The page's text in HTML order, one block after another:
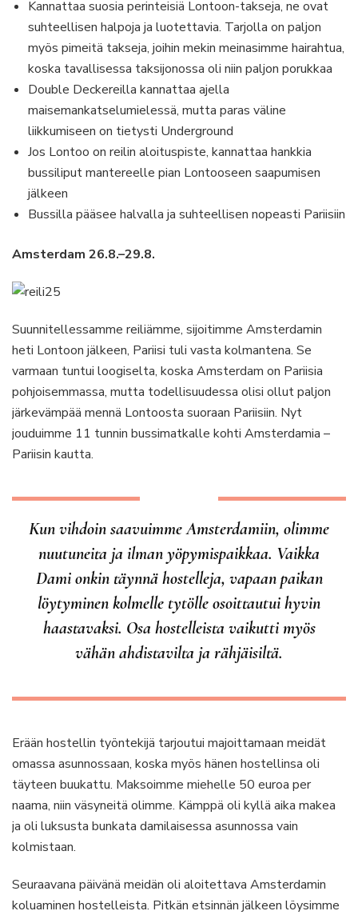
Kannattaa suosia perinteisiä Lontoon-takseja, ne ovat
suhteellisen halpoja ja luotettavia. Tarjolla on paljon
myös pimeitä takseja, joihin mekin meinasimme hairahtua,
koska tavallisessa taksijonossa oli niin paljon porukkaa
Double Deckereilla kannattaa ajella
maisemankatselumielessä, mutta paras väline
liikkumiseen on tietysti Underground
Jos Lontoo on reilin aloituspiste, kannattaa hankkia
bussiliput mantereelle pian Lontooseen saapumisen
jälkeen
Bussilla pääsee halvalla ja suhteellisen nopeasti Pariisiin
Amsterdam 26.8.–29.8.
Suunnitellessamme reiliämme, sijoitimme Amsterdamin
heti Lontoon jälkeen, Pariisi tuli vasta kolmantena. Se
varmaan tuntui loogiselta, koska Amsterdam on Pariisia
pohjoisemmassa, mutta todellisuudessa olisi ollut paljon
järkevämpää mennä Lontoosta suoraan Pariisiin. Nyt
jouduimme 11 tunnin bussimatkalle kohti Amsterdamia –
Pariisin kautta.
Kun vihdoin saavuimme Amsterdamiin, olimme
nuutuneita ja ilman yöpymispaikkaa. Vaikka
Dami onkin täynnä hostelleja, vapaan paikan
löytyminen kolmelle tytölle osoittautui hyvin
haastavaksi. Osa hostelleista vaikutti myös
vähän ahdistavilta ja rähjäisiltä.
Erään hostellin työntekijä tarjoutui majoittamaan meidät
omassa asunnossaan, koska myös hänen hostellinsa oli
täyteen buukattu. Maksoimme miehelle 50 euroa per
naama, niin väsyneitä olimme. Kämppä oli kyllä aika makea
ja oli luksusta bunkata damilaisessa asunnossa vain
kolmistaan.
Seuraavana päivänä meidän oli aloitettava Amsterdamin
koluaminen hostelleista. Pitkän etsinnän jälkeen löysimme